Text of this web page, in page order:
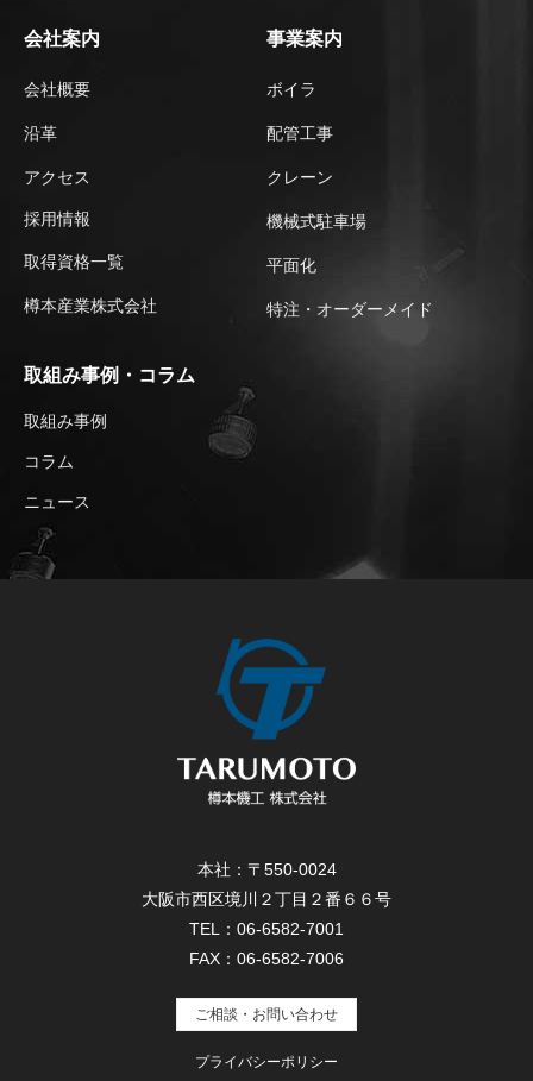
会社案内
会社概要
沿革
アクセス
採用情報
取得資格一覧
樽本産業株式会社
事業案内
ボイラ
配管工事
クレーン
機械式駐車場
平⾯化
特注・オーダーメイド
取組み事例・コラム
取組み事例
コラム
ニュース
本社：〒550-0024
大阪市西区境川２丁目２番６６号
TEL：06-6582-7001
FAX：06-6582-7006
ご相談・お問い合わせ
プライバシーポリシー